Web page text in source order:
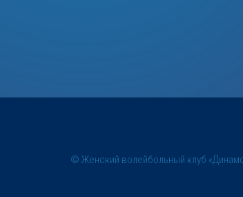
© Женский волейбольный клуб